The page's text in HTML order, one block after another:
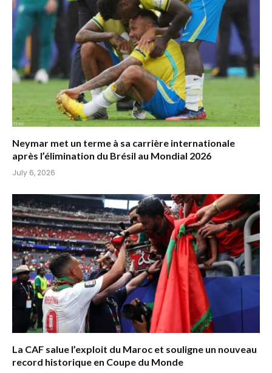
Neymar met un terme à sa carrière internationale
après l’élimination du Brésil au Mondial 2026
July 6, 2026
La CAF salue l’exploit du Maroc et souligne un nouveau
record historique en Coupe du Monde